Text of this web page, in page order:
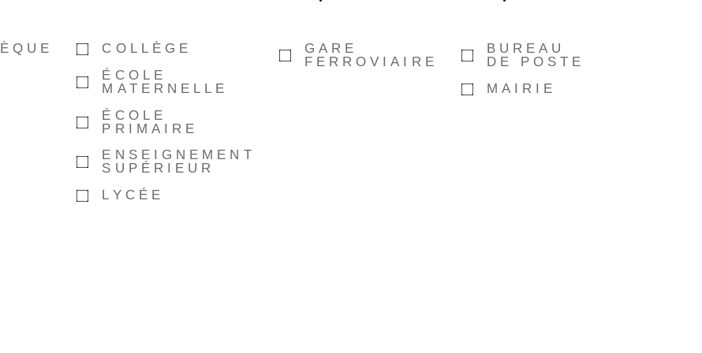
COLLÈGE
ÉCOLE
MATERNELLE
ÉCOLE
PRIMAIRE
ENSEIGNEMENT
SUPÉRIEUR
LYCÉE
GARE
FERROVIAIRE
BUREAU
DE POSTE
MAIRIE